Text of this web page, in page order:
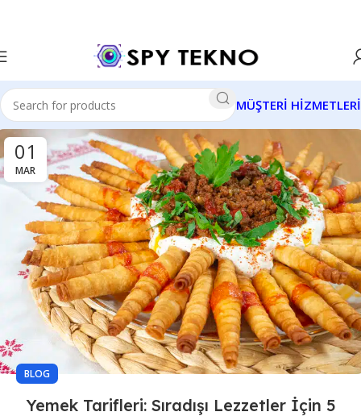
MÜŞTERİ HİZMETLERİ
01
MAR
BLOG
Yemek Tarifleri: Sıradışı Lezzetler İçin 5